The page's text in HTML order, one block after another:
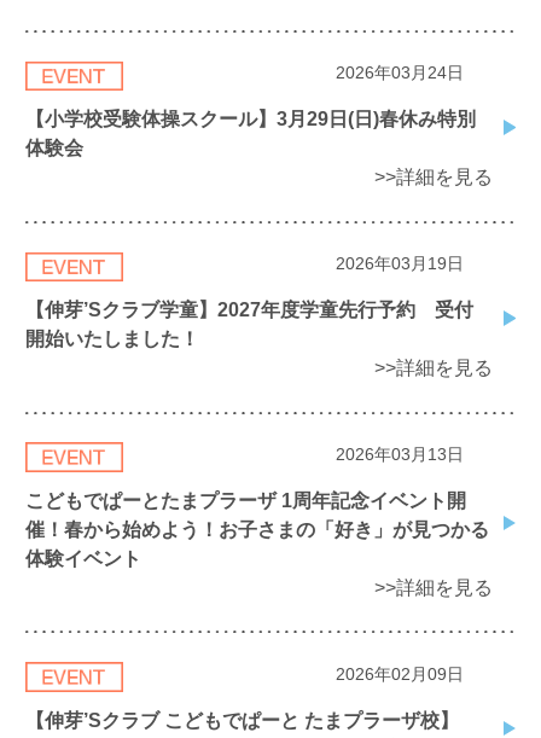
2026年03月24日
【小学校受験体操スクール】3月29日(日)春休み特別
体験会
>>詳細を見る
2026年03月19日
【伸芽’Sクラブ学童】2027年度学童先行予約 受付
開始いたしました！
>>詳細を見る
2026年03月13日
こどもでぱーとたまプラーザ 1周年記念イベント開
催！春から始めよう！お子さまの「好き」が見つかる
体験イベント
>>詳細を見る
2026年02月09日
【伸芽’Sクラブ こどもでぱーと たまプラーザ校】